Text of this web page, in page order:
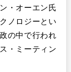
・オーエン氏
ノロジーとい
の中で行われ
・ミーティン